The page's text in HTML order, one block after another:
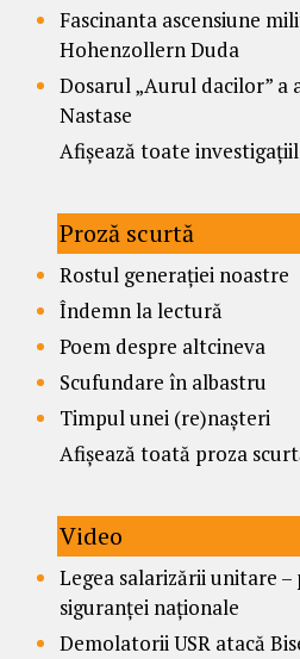
Fascinanta ascensiune
Hohenzollern Duda
Dosarul „Aurul dacilor” a
Nastase
Afișează toate
Proză scurtă
Rostul generației noastre
Îndemn la lectură
Poem despre altcineva
Scufundare în albastru
Timpul unei (re)nașteri
Afișează toată proza
Video
Legea salarizării unitare
siguranței naționale
Demolatorii USR atacă